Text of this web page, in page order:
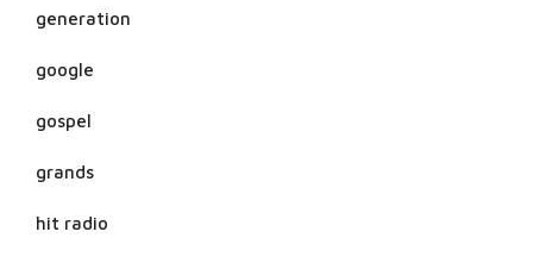
generation
google
gospel
grands
hit radio